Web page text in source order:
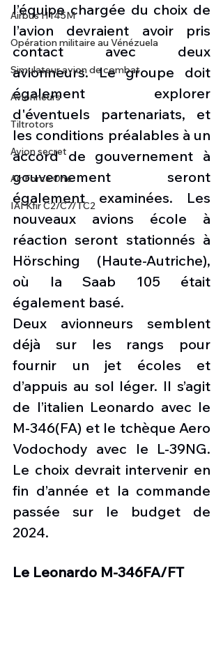
Airbus H145M
Opération militaire au Vénézuela
Simulateur avion de combat
Avionneurs
Tiltrotors
Avion secret
Air Force One
IAI Kfir C2/C7/TC2
l’équipe chargée du choix de
l’avion devraient avoir pris
contact avec deux
avionneurs. Le groupe doit
également explorer
d'éventuels partenariats, et
les conditions préalables à un
accord de gouvernement à
gouvernement seront
également examinées. Les
nouveaux avions école à
réaction seront stationnés à
Hörsching (Haute-Autriche),
où la Saab 105 était
également basé.
Deux avionneurs semblent
déjà sur les rangs pour
fournir un jet écoles et
d’appuis au sol léger. Il s’agit
de l’italien Leonardo avec le
M-346(FA) et le tchèque Aero
Vodochody avec le L-39NG.
Le choix devrait intervenir en
fin d’année et la commande
passée sur le budget de
2024.
Le Leonardo M-346FA/FT